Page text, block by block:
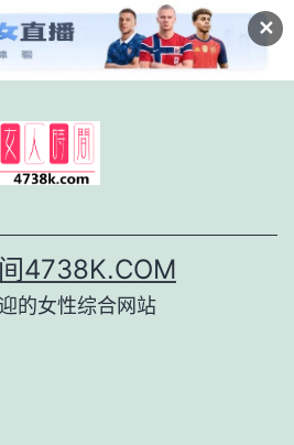
✕
4738K.COM
的女性综合网站